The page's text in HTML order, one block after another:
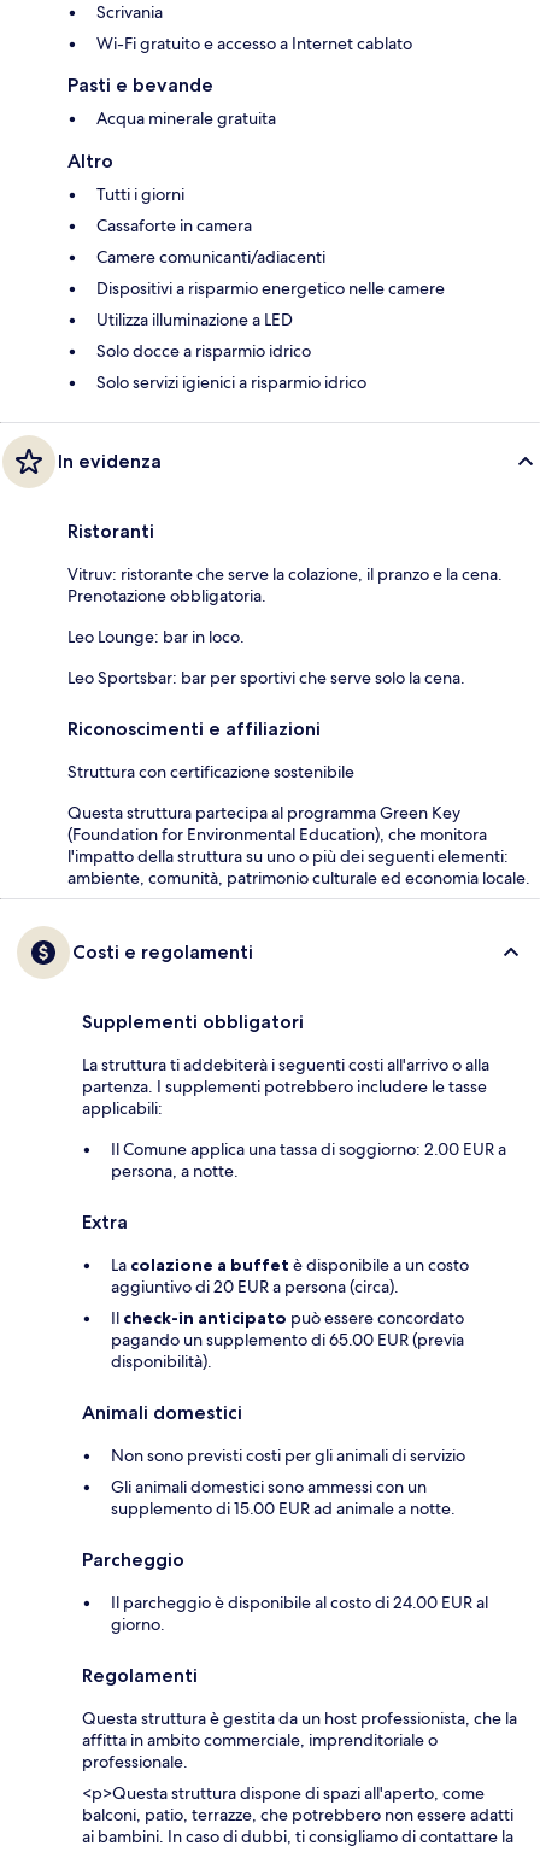
Scrivania
Wi-Fi gratuito e accesso a Internet cablato
Pasti e bevande
Acqua minerale gratuita
Altro
Tutti i giorni
Cassaforte in camera
Camere comunicanti/adiacenti
Dispositivi a risparmio energetico nelle camere
Utilizza illuminazione a LED
Solo docce a risparmio idrico
Solo servizi igienici a risparmio idrico
In evidenza
Ristoranti
Vitruv: ristorante che serve la colazione, il pranzo e la cena.
Prenotazione obbligatoria.
Leo Lounge: bar in loco.
Leo Sportsbar: bar per sportivi che serve solo la cena.
Riconoscimenti e affiliazioni
Struttura con certificazione sostenibile
Questa struttura partecipa al programma Green Key
(Foundation for Environmental Education), che monitora
l'impatto della struttura su uno o più dei seguenti elementi:
ambiente, comunità, patrimonio culturale ed economia locale.
Costi e regolamenti
Supplementi obbligatori
La struttura ti addebiterà i seguenti costi all'arrivo o alla
partenza. I supplementi potrebbero includere le tasse
applicabili:
Il Comune applica una tassa di soggiorno: 2.00 EUR a
persona, a notte.
Extra
La colazione a buffet è disponibile a un costo
aggiuntivo di 20 EUR a persona (circa).
Il check-in anticipato può essere concordato
pagando un supplemento di 65.00 EUR (previa
disponibilità).
Animali domestici
Non sono previsti costi per gli animali di servizio
Gli animali domestici sono ammessi con un
supplemento di 15.00 EUR ad animale a notte.
Parcheggio
Il parcheggio è disponibile al costo di 24.00 EUR al
giorno.
Regolamenti
Questa struttura è gestita da un host professionista, che la
affitta in ambito commerciale, imprenditoriale o
professionale.
<p>Questa struttura dispone di spazi all'aperto, come
balconi, patio, terrazze, che potrebbero non essere adatti
ai bambini. In caso di dubbi, ti consigliamo di contattare la